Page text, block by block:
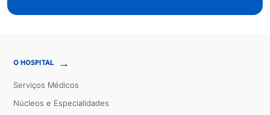
O HOSPITAL →
Serviços Médicos
Núcleos e Especialidades